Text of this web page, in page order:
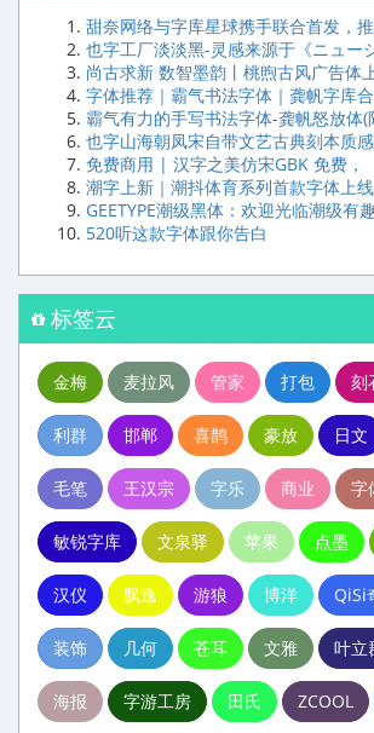
甜奈网络与字库星球携手联合首发，
也字工厂淡淡黑-灵感来源于《ニュー
尚古求新 数智墨韵丨桃煦古风广告体
字体推荐｜霸气书法字体｜龚帆字库
霸气有力的手写书法字体-龚帆怒放体(
也字山海朝凤宋自带文艺古典刻本质
免费商用 | 汉字之美仿宋GBK 免费，
潮字上新｜潮抖体育系列首款字体上
GEETYPE潮级黑体：欢迎光临潮级有趣
520听这款字体跟你告白
标签云
金梅 麦拉风 管家 打包 刻
利群 邯郸 喜鹊 豪放 日文
毛笔 王汉宗 字乐 商业 字
敏锐字库 文泉驿 苹果 点墨
汉仪 飘逸 游狼 博洋 QiSi
装饰 几何 苍耳 文雅 叶立
海报 字游工房 田氏 ZCOOL